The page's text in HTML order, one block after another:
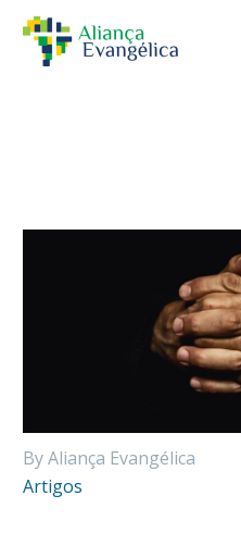
By Aliança Evangélica
Artigos